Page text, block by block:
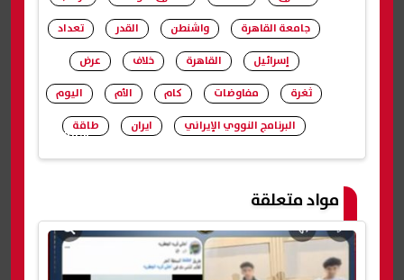
شارك
جامعة القاهرة
واشنطن القدر
تعداد
إسرائيل
القاهرة خلاف
عرض
ثغرة
مفاوضات كام الأم
اليوم
البرنامج النووي الإيراني
ايران طاقة
مواد متعلقة